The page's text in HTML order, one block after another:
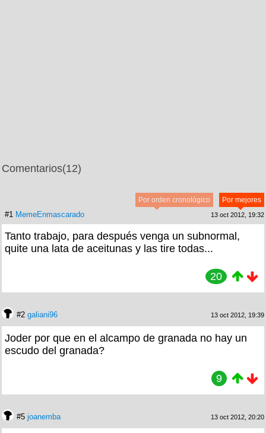
Comentarios(12)
Por mejores
Por orden cronológico
#1 MemeEnmascarado 13 oct 2012, 19:32
Tanto trabajo, para después venga un subnormal,
quite una lata de aceitunas y las tire todas...
20
#2 galiani96 13 oct 2012, 19:39
Joder por que en el alcampo de granada no hay un
escudo del granada?
9
#5 joanemba 13 oct 2012, 20:20